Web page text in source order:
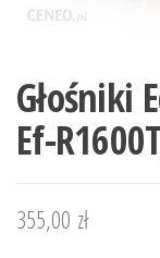
Głośniki
Ef-
355,00 zł